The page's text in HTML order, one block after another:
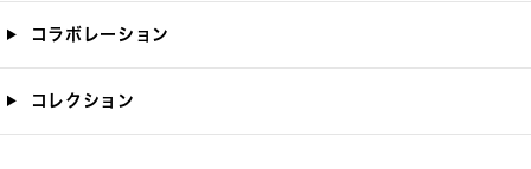
コラボレーション
コレクション